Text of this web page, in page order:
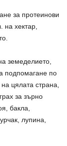
за протеинови
на хектар,
земеделието,
подпомагане по
цялата страна,
за зърно
бакла,
лупина,